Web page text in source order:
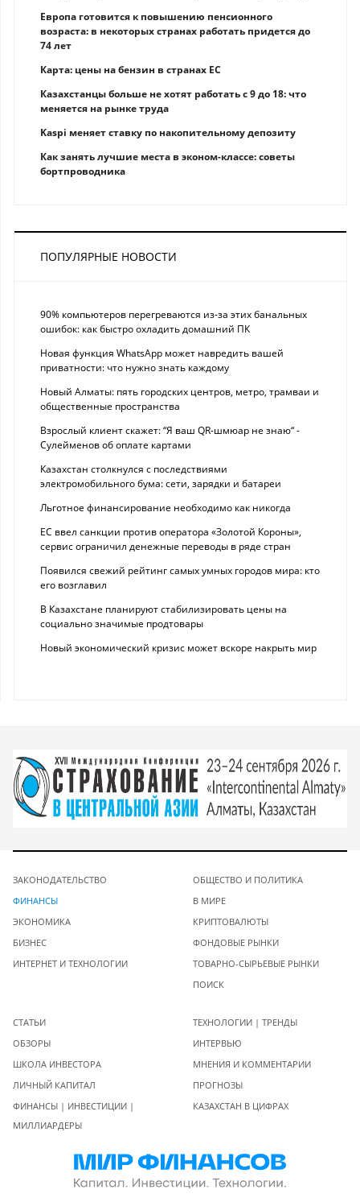
Европа готовится к повышению пенсионного
возраста: в некоторых странах работать придется до
74 лет
Карта: цены на бензин в странах ЕС
Казахстанцы больше не хотят работать с 9 до 18: что
меняется на рынке труда
Kaspi меняет ставку по накопительному депозиту
Как занять лучшие места в эконом-классе: советы
бортпроводника
ПОПУЛЯРНЫЕ НОВОСТИ
90% компьютеров перегреваются из-за этих банальных
ошибок: как быстро охладить домашний ПК
Новая функция WhatsApp может навредить вашей
приватности: что нужно знать каждому
Новый Алматы: пять городских центров, метро, трамваи и
общественные пространства
Взрослый клиент скажет: “Я ваш QR-шмюар не знаю“ -
Сулейменов об оплате картами
Казахстан столкнулся с последствиями
электромобильного бума: сети, зарядки и батареи
Льготное финансирование необходимо как никогда
ЕС ввел санкции против оператора «Золотой Короны»,
сервис ограничил денежные переводы в ряде стран
Появился свежий рейтинг самых умных городов мира: кто
его возглавил
В Казахстане планируют стабилизировать цены на
социально значимые продтовары
Новый экономический кризис может вскоре накрыть мир
ЗАКОНОДАТЕЛЬСТВО
ФИНАНСЫ
ЭКОНОМИКА
БИЗНЕС
ИНТЕРНЕТ И ТЕХНОЛОГИИ
ОБЩЕСТВО И ПОЛИТИКА
В МИРЕ
КРИПТОВАЛЮТЫ
ФОНДОВЫЕ РЫНКИ
ТОВАРНО-СЫРЬЕВЫЕ РЫНКИ
ПОИСК
СТАТЬИ
ОБЗОРЫ
ШКОЛА ИНВЕСТОРА
ЛИЧНЫЙ КАПИТАЛ
ФИНАНСЫ | ИНВЕСТИЦИИ |
МИЛЛИАРДЕРЫ
ТЕХНОЛОГИИ | ТРЕНДЫ
ИНТЕРВЬЮ
МНЕНИЯ И КОММЕНТАРИИ
ПРОГНОЗЫ
КАЗАХСТАН В ЦИФРАХ